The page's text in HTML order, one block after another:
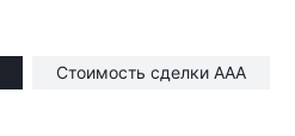
Стоимость сделки AAA